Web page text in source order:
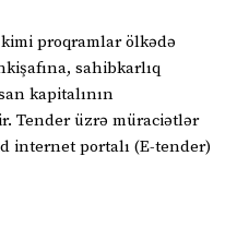
proqramlar ölkədə
sahibkarlıq
kapitalının
Tender üzrə müraciətlər
internet portalı (E-tender)